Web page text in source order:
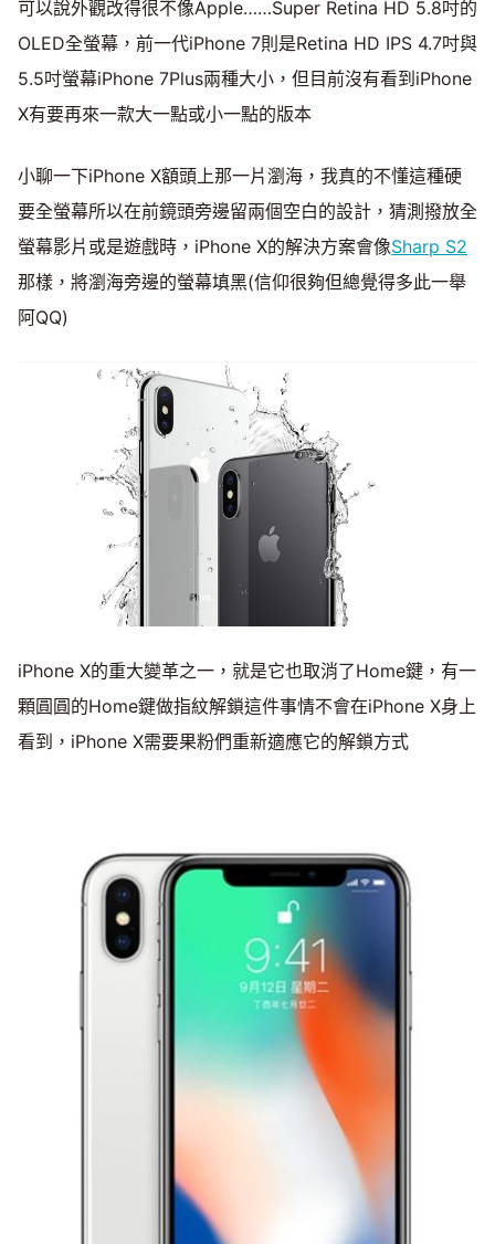
可以說外觀改得很不像Apple……Super Retina HD 5.8吋的
OLED全螢幕，前一代iPhone 7則是Retina HD IPS 4.7吋與
5.5吋螢幕iPhone 7Plus兩種大小，但目前沒有看到iPhone
X有要再來一款大一點或小一點的版本
小聊一下iPhone X額頭上那一片瀏海，我真的不懂這種硬
要全螢幕所以在前鏡頭旁邊留兩個空白的設計，猜測撥放全
螢幕影片或是遊戲時，iPhone X的解決方案會像Sharp S2
那樣，將瀏海旁邊的螢幕填黑(信仰很夠但總覺得多此一舉
阿QQ)
iPhone X的重大變革之一，就是它也取消了Home鍵，有一
顆圓圓的Home鍵做指紋解鎖這件事情不會在iPhone X身上
看到，iPhone X需要果粉們重新適應它的解鎖方式